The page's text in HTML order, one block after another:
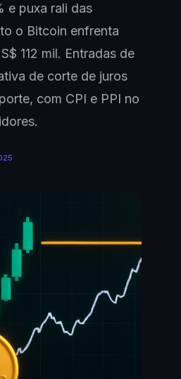
e puxa rali das
o Bitcoin enfrenta
112 mil. Entradas de
de corte de juros
com CPI e PPI no